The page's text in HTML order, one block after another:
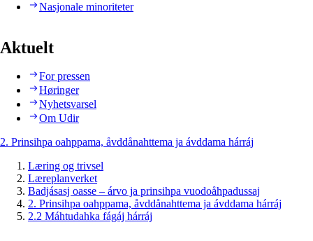
Nasjonale minoriteter
Aktuelt
For pressen
Høringer
Nyhetsvarsel
Om Udir
2. Prinsihpa oahppama, åvddånahttema ja ávddama hárráj
Læring og trivsel
Læreplanverket
Badjásasj oasse – árvo ja prinsihpa vuodoåhpadussaj
2. Prinsihpa oahppama, åvddånahttema ja ávddama hárráj
2.2 Máhtudahka fágáj hárráj